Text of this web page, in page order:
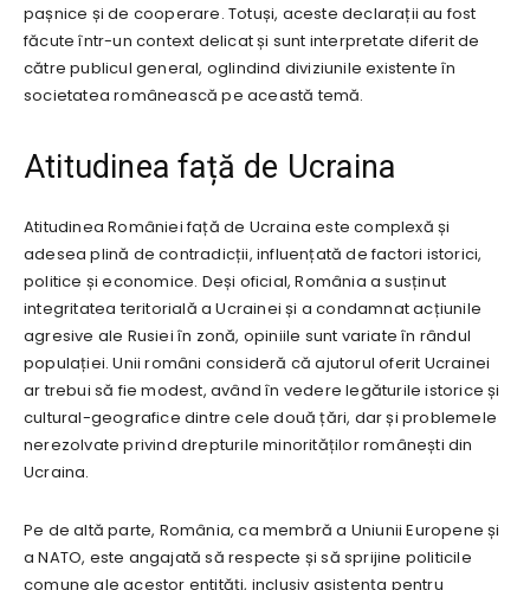
pașnice și de cooperare. Totuși, aceste declarații au fost
făcute într-un context delicat și sunt interpretate diferit de
către publicul general, oglindind diviziunile existente în
societatea românească pe această temă.
Atitudinea față de Ucraina
Atitudinea României față de Ucraina este complexă și
adesea plină de contradicții, influențată de factori istorici,
politice și economice. Deși oficial, România a susținut
integritatea teritorială a Ucrainei și a condamnat acțiunile
agresive ale Rusiei în zonă, opiniile sunt variate în rândul
populației. Unii români consideră că ajutorul oferit Ucrainei
ar trebui să fie modest, având în vedere legăturile istorice și
cultural-geografice dintre cele două țări, dar și problemele
nerezolvate privind drepturile minorităților românești din
Ucraina.
Pe de altă parte, România, ca membră a Uniunii Europene și
a NATO, este angajată să respecte și să sprijine politicile
comune ale acestor entități, inclusiv asistența pentru